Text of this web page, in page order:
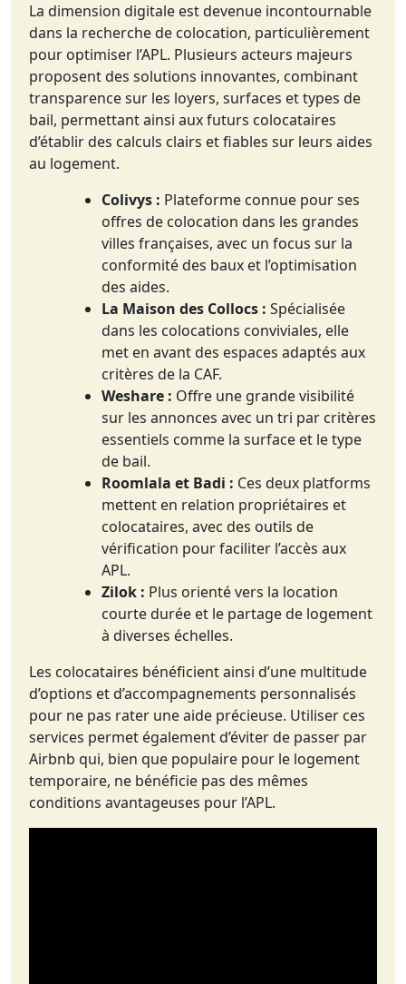
La dimension digitale est devenue incontournable
dans la recherche de colocation, particulièrement
pour optimiser l’APL. Plusieurs acteurs majeurs
proposent des solutions innovantes, combinant
transparence sur les loyers, surfaces et types de
bail, permettant ainsi aux futurs colocataires
d’établir des calculs clairs et fiables sur leurs aides
au logement.
Colivys : Plateforme connue pour ses
offres de colocation dans les grandes
villes françaises, avec un focus sur la
conformité des baux et l’optimisation
des aides.
La Maison des Collocs : Spécialisée
dans les colocations conviviales, elle
met en avant des espaces adaptés aux
critères de la CAF.
Weshare : Offre une grande visibilité
sur les annonces avec un tri par critères
essentiels comme la surface et le type
de bail.
Roomlala et Badi : Ces deux platforms
mettent en relation propriétaires et
colocataires, avec des outils de
vérification pour faciliter l’accès aux
APL.
Zilok : Plus orienté vers la location
courte durée et le partage de logement
à diverses échelles.
Les colocataires bénéficient ainsi d’une multitude
d’options et d’accompagnements personnalisés
pour ne pas rater une aide précieuse. Utiliser ces
services permet également d’éviter de passer par
Airbnb qui, bien que populaire pour le logement
temporaire, ne bénéficie pas des mêmes
conditions avantageuses pour l’APL.